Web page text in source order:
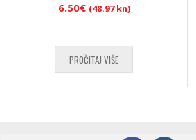
6.50€ (48.97 kn)
PROČITAJ VIŠE